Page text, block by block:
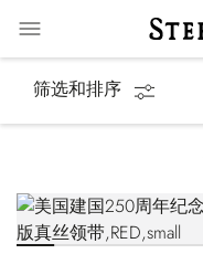
筛选和排序